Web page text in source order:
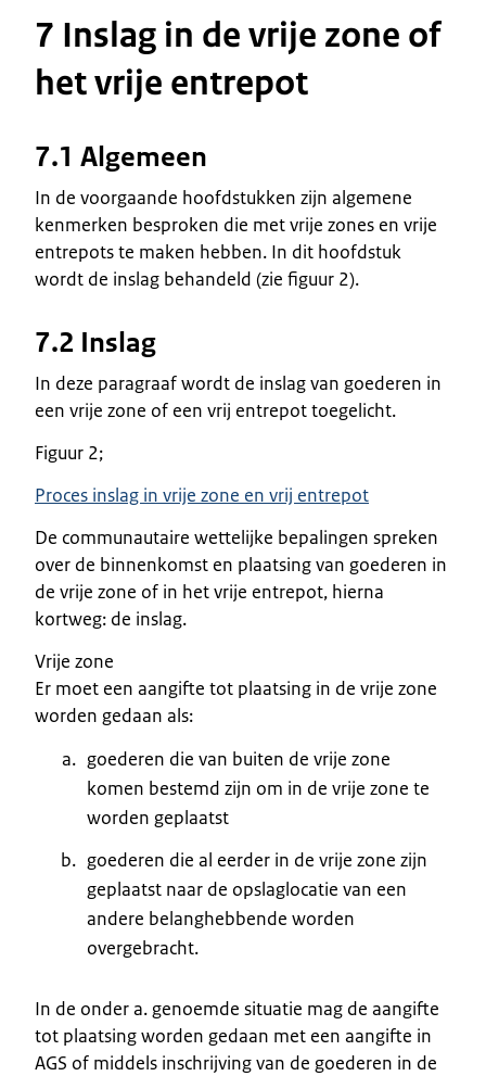
7 Inslag in de vrije zone of
het vrije entrepot
7.1 Algemeen
In de voorgaande hoofdstukken zijn algemene
kenmerken besproken die met vrije zones en vrije
entrepots te maken hebben. In dit hoofdstuk
wordt de inslag behandeld (zie figuur 2).
7.2 Inslag
In deze paragraaf wordt de inslag van goederen in
een vrije zone of een vrij entrepot toegelicht.
Figuur 2;
Proces inslag in vrije zone en vrij entrepot
De communautaire wettelijke bepalingen spreken
over de binnenkomst en plaatsing van goederen in
de vrije zone of in het vrije entrepot, hierna
kortweg: de inslag.
Vrije zone
Er moet een aangifte tot plaatsing in de vrije zone
worden gedaan als:
goederen die van buiten de vrije zone
komen bestemd zijn om in de vrije zone te
worden geplaatst
goederen die al eerder in de vrije zone zijn
geplaatst naar de opslaglocatie van een
andere belanghebbende worden
overgebracht.
In de onder a. genoemde situatie mag de aangifte
tot plaatsing worden gedaan met een aangifte in
AGS of middels inschrijving van de goederen in de